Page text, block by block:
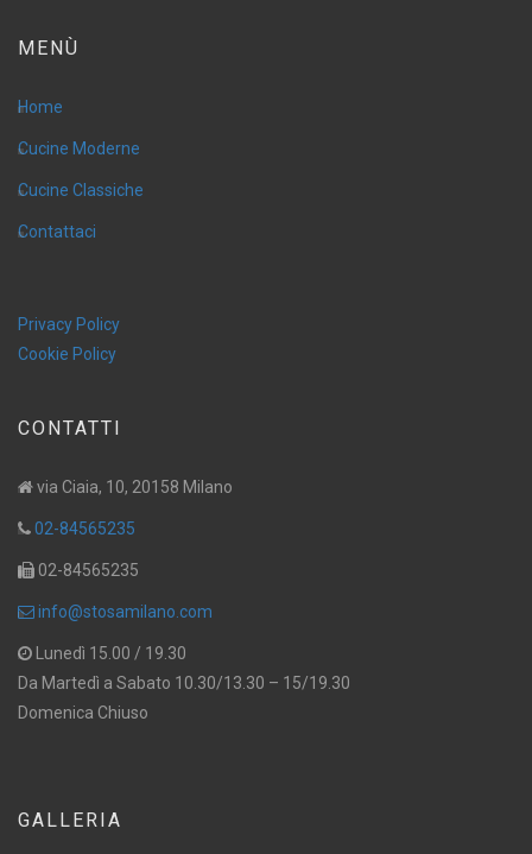
MENÙ
Home
Cucine Moderne
Cucine Classiche
Contattaci
Privacy Policy
Cookie Policy
CONTATTI
via Ciaia, 10, 20158 Milano
02-84565235
02-84565235
info@stosamilano.com
Lunedì 15.00 / 19.30
Da Martedì a Sabato 10.30/13.30 – 15/19.30
Domenica Chiuso
GALLERIA